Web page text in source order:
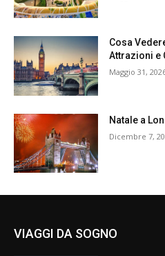
Cosa
Attrazioni e
Maggio 31,
Natale a
Dicembre 7,
VIAGGI DA SOGNO